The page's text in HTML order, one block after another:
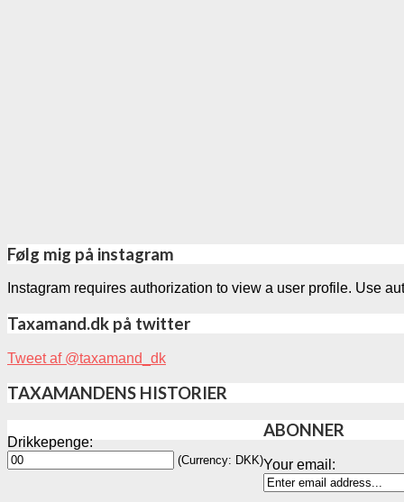
Følg mig på instagram
Instagram requires authorization to view a user profile. Use
Taxamand.dk på twitter
Tweet af @taxamand_dk
TAXAMANDENS HISTORIER
Drikkepenge:
(Currency: DKK)
ABONNER
Your email: